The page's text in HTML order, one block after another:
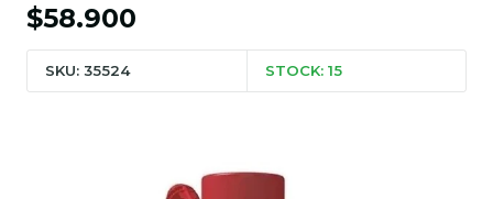
$58.900
SKU: 35524 STOCK: 15